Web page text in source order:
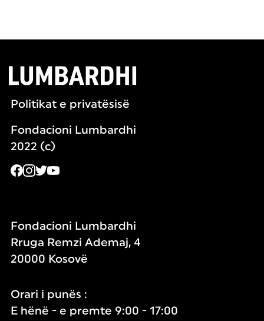
Politikat e privatësisë
Fondacioni Lumbardhi
2022 (c)
Fondacioni Lumbardhi
Rruga Remzi Ademaj, 4
20000 Kosovë
Orari i punës :
E hënë - e premte 9:00 - 17:00